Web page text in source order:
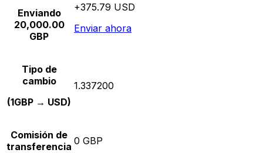
Enviando
20,000.00
GBP
+375.79 USD
Enviar ahora
Tipo de
cambio
(1GBP → USD)
1.337200
Comisión de
transferencia 0 GBP